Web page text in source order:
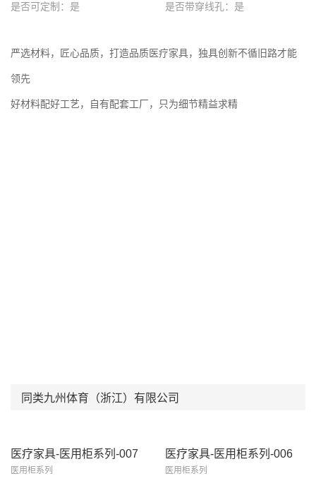
是否可定制：是 是否带穿线孔：是
严选材料，匠心品质，打造品质医疗家具，独具创新不循旧路才能
领先
好材料配好工艺，自有配套工厂，只为细节精益求精
同类九州体育（浙江）有限公司
医疗家具-医用柜系列-007
医用柜系列
医疗家具-医用柜系列-006
医用柜系列